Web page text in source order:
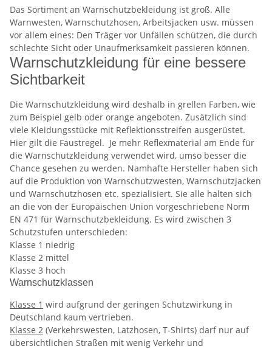
Das Sortiment an Warnschutzbekleidung ist groß. Alle
Warnwesten, Warnschutzhosen, Arbeitsjacken usw. müssen
vor allem eines: Den Träger vor Unfällen schützen, die durch
schlechte Sicht oder Unaufmerksamkeit passieren können.
Warnschutzkleidung für eine bessere
Sichtbarkeit
Die Warnschutzkleidung wird deshalb in grellen Farben, wie
zum Beispiel gelb oder orange angeboten. Zusätzlich sind
viele Kleidungsstücke mit Reflektionsstreifen ausgerüstet.
Hier gilt die Faustregel. Je mehr Reflexmaterial am Ende für
die Warnschutzkleidung verwendet wird, umso besser die
Chance gesehen zu werden. Namhafte Hersteller haben sich
auf die Produktion von Warnschutzwesten, Warnschutzjacken
und Warnschutzhosen etc. spezialisiert. Sie alle halten sich
an die von der Europäischen Union vorgeschriebene Norm
EN 471 für Warnschutzbekleidung. Es wird zwischen 3
Schutzstufen unterschieden:
Klasse 1 niedrig
Klasse 2 mittel
Klasse 3 hoch
Warnschutzklassen
Klasse 1 wird aufgrund der geringen Schutzwirkung in
Deutschland kaum vertrieben.
Klasse 2 (Verkehrswesten, Latzhosen, T-Shirts) darf nur auf
übersichtlichen Straßen mit wenig Verkehr und